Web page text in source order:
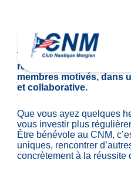
Morgien, c’est
club et contribuer
Tout au long de l’année,
régates et activités
membres motivés, dans
et collaborative.
Que vous ayez quelques
vous investir plus
Être bénévole au CNM,
uniques, rencontrer
concrètement à la réussite